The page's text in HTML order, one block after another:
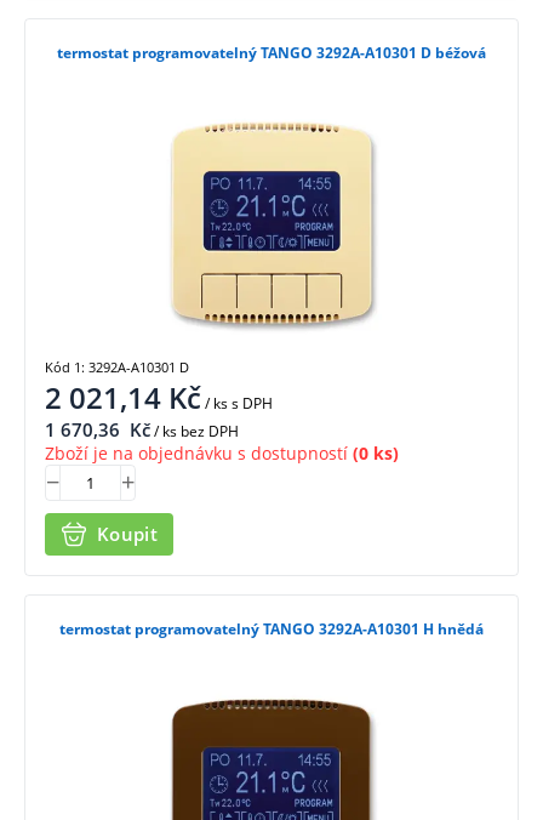
termostat programovatelný TANGO 3292A-A10301 D béžová
2 021,14 Kč/ kss DPH
1 670,36 Kč/ ks bez DPH
Zboží je na objednávku s dostupností (0 ks)
Koupit
Kód 1: 3292A-A10301 D
termostat programovatelný TANGO 3292A-A10301 H hnědá